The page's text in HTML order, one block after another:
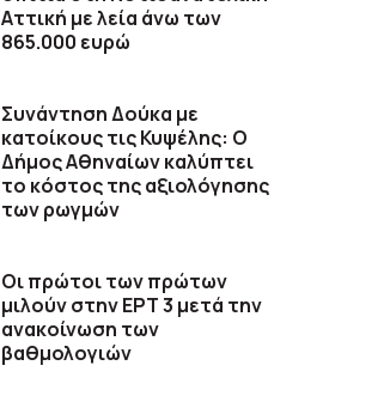
Αττική με λεία άνω των
865.000 ευρώ
Συνάντηση Δούκα με
κατοίκους τις Κυψέλης: Ο
Δήμος Αθηναίων καλύπτει
το κόστος της αξιολόγησης
των ρωγμών
Οι πρώτοι των πρώτων
μιλούν στην ΕΡΤ 3 μετά την
ανακοίνωση των
βαθμολογιών